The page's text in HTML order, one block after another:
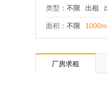
类型： 不限 出租
面积： 不限
厂房求租